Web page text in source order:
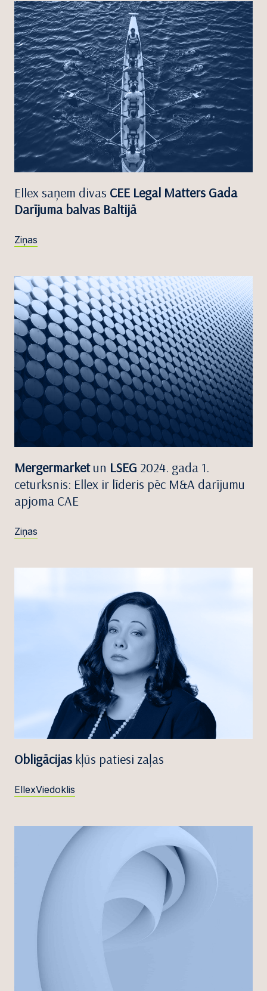
Ellex saņem divas CEE Legal Matters Gada
Darījuma balvas Baltijā
Ziņas
Mergermarketun LSEG 2024. gada 1.
ceturksnis: Ellex ir līderis pēc M&A darījumu
apjoma CAE
Ziņas
Obligācijas kļūs patiesi zaļas
EllexViedoklis